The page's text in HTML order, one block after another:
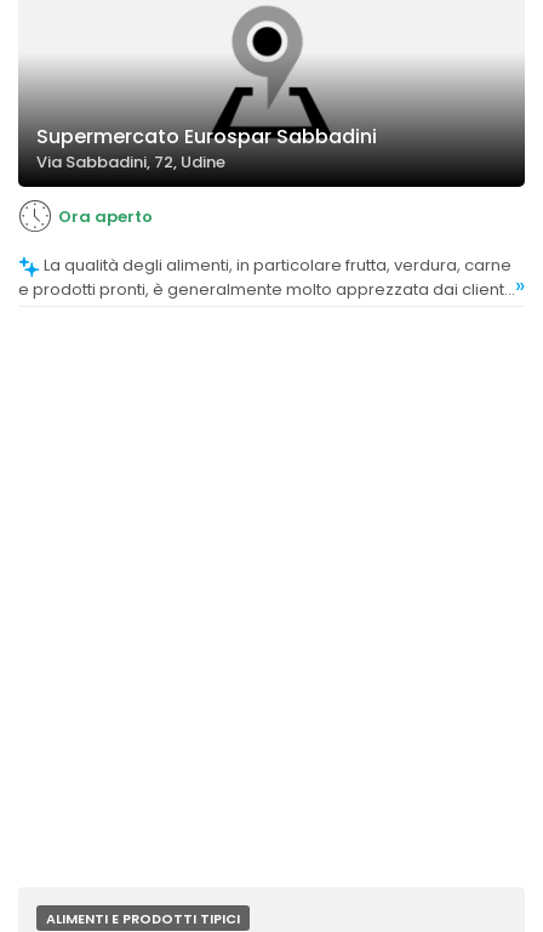
Supermercato Eurospar Sabbadini
Via Sabbadini, 72, Udine
Ora aperto
e prodotti pronti, è generalmente molto apprezzata dai clienti, »
ALIMENTI E PRODOTTI TIPICI